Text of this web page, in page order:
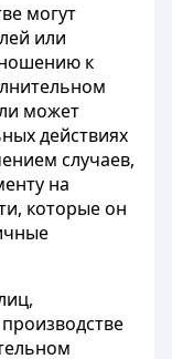
могут
или
к
может
действиях
случаев,
на
которые он